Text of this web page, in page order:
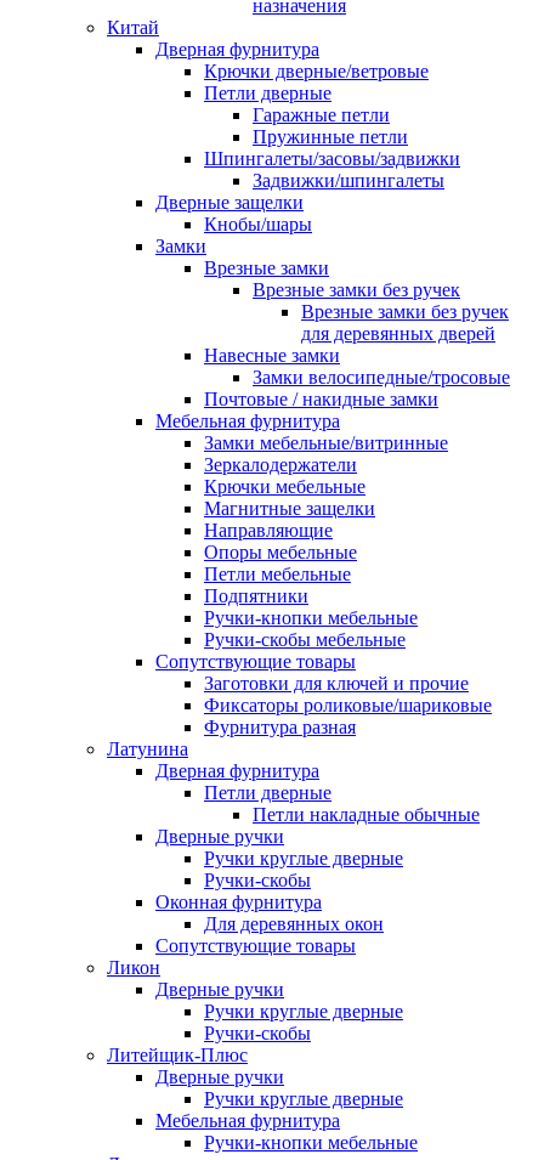
назначения
Китай
Дверная фурнитура
Крючки дверные/ветровые
Петли дверные
Гаражные петли
Пружинные петли
Шпингалеты/засовы/задвижки
Задвижки/шпингалеты
Дверные защелки
Кнобы/шары
Замки
Врезные замки
Врезные замки без ручек
Врезные замки без ручек
для деревянных дверей
Навесные замки
Замки велосипедные/тросовые
Почтовые / накидные замки
Мебельная фурнитура
Замки мебельные/витринные
Зеркалодержатели
Крючки мебельные
Магнитные защелки
Направляющие
Опоры мебельные
Петли мебельные
Подпятники
Ручки-кнопки мебельные
Ручки-скобы мебельные
Сопутствующие товары
Заготовки для ключей и прочие
Фиксаторы роликовые/шариковые
Фурнитура разная
Латунина
Дверная фурнитура
Петли дверные
Петли накладные обычные
Дверные ручки
Ручки круглые дверные
Ручки-скобы
Оконная фурнитура
Для деревянных окон
Сопутствующие товары
Ликон
Дверные ручки
Ручки круглые дверные
Ручки-скобы
Литейщик-Плюс
Дверные ручки
Ручки круглые дверные
Мебельная фурнитура
Ручки-кнопки мебельные